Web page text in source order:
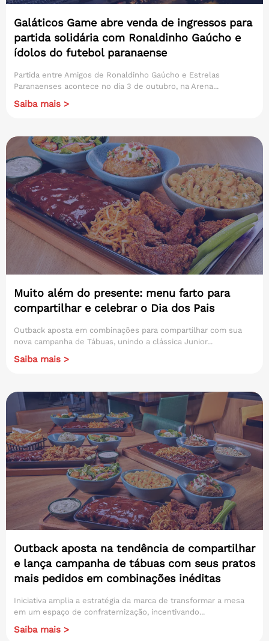
Galáticos Game abre venda de ingressos para
partida solidária com Ronaldinho Gaúcho e
ídolos do futebol paranaense
Partida entre Amigos de Ronaldinho Gaúcho e Estrelas
Paranaenses acontece no dia 3 de outubro, na Arena...
Saiba mais >
Muito além do presente: menu farto para
compartilhar e celebrar o Dia dos Pais
Outback aposta em combinações para compartilhar com sua
nova campanha de Tábuas, unindo a clássica Junior...
Saiba mais >
Outback aposta na tendência de compartilhar
e lança campanha de tábuas com seus pratos
mais pedidos em combinações inéditas
Iniciativa amplia a estratégia da marca de transformar a mesa
em um espaço de confraternização, incentivando...
Saiba mais >